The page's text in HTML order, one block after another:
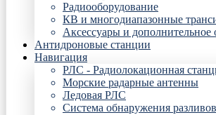
Радиооборудование
КВ и многодиапазонные
Аксессуары и дополнительное
Антидроновые станции
Навигация
РЛС - Радиолокационная
Морские радарные антенны
Ледовая РЛС
Система обнаружения